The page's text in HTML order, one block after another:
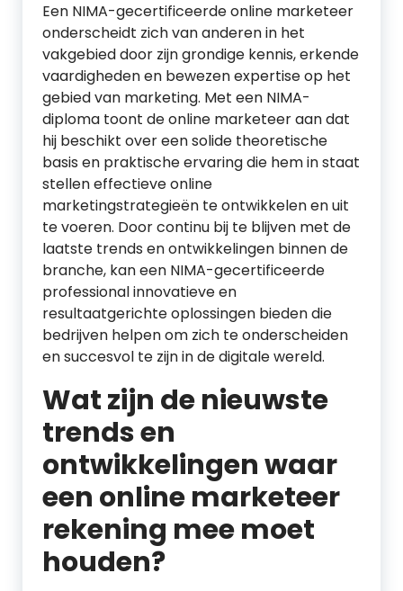
Een NIMA-gecertificeerde online marketeer
onderscheidt zich van anderen in het
vakgebied door zijn grondige kennis, erkende
vaardigheden en bewezen expertise op het
gebied van marketing. Met een NIMA-
diploma toont de online marketeer aan dat
hij beschikt over een solide theoretische
basis en praktische ervaring die hem in staat
stellen effectieve online
marketingstrategieën te ontwikkelen en uit
te voeren. Door continu bij te blijven met de
laatste trends en ontwikkelingen binnen de
branche, kan een NIMA-gecertificeerde
professional innovatieve en
resultaatgerichte oplossingen bieden die
bedrijven helpen om zich te onderscheiden
en succesvol te zijn in de digitale wereld.
Wat zijn de nieuwste
trends en
ontwikkelingen waar
een online marketeer
rekening mee moet
houden?